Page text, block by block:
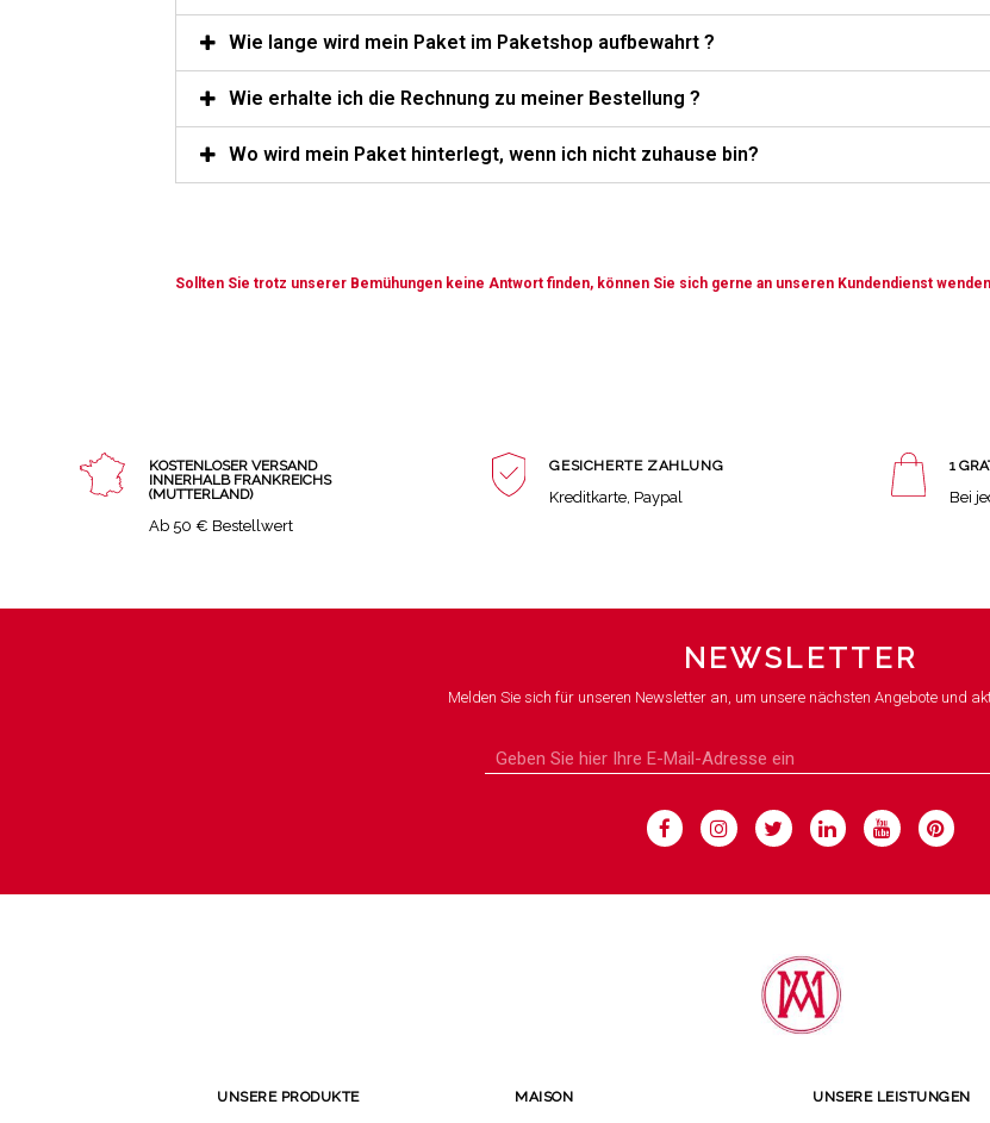
Wie lange wird mein Paket im Paketshop aufbewahrt ?
Wie erhalte ich die Rechnung zu meiner Bestellung ?
Wo wird mein Paket hinterlegt, wenn ich nicht zuhause bin?
Sollten Sie trotz unserer Bemühungen keine Antwort finden, können Sie sich gerne an unseren Kundendienst
KOSTENLOSER VERSAND
INNERHALB FRANKREICHS
(MUTTERLAND)
Ab 50 € Bestellwert
GESICHERTE ZAHLUNG
Kreditkarte, Paypal
1
Bei
NEWSLETTER
Melden Sie sich für unseren Newsletter an, um unsere nächsten Angebote und
UNSERE PRODUKTE MAISON UNSERE LEISTUNGEN